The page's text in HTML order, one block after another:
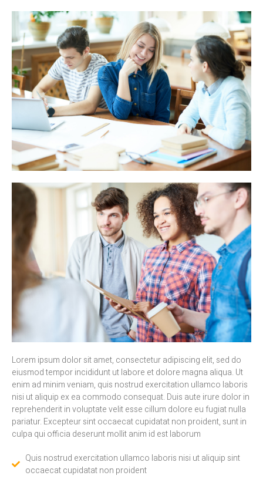
Lorem ipsum dolor sit amet, consectetur adipiscing elit, sed do
eiusmod tempor incididunt ut labore et dolore magna aliqua. Ut
enim ad minim veniam, quis nostrud exercitation ullamco laboris
nisi ut aliquip ex ea commodo consequat. Duis aute irure dolor in
reprehenderit in voluptate velit esse cillum dolore eu fugiat nulla
pariatur. Excepteur sint occaecat cupidatat non proident, sunt in
culpa qui officia deserunt mollit anim id est laborum
Quis nostrud exercitation ullamco laboris nisi ut aliquip sint
occaecat cupidatat non proident